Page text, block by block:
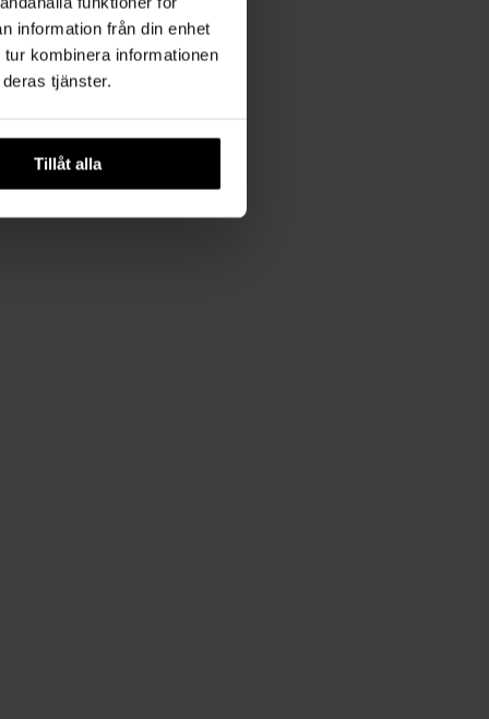
information från din enhet
kombinera informationen
tjänster.
Tillåt alla